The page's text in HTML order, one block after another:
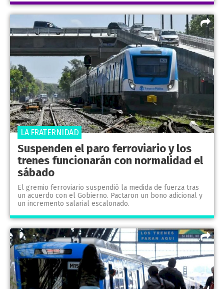
Suspenden el paro ferroviario y los
trenes funcionarán con normalidad el
sábado
El gremio ferroviario suspendió la medida de fuerza tras
un acuerdo con el Gobierno. Pactaron un bono adicional y
un incremento salarial escalonado.
LA FRATERNIDAD